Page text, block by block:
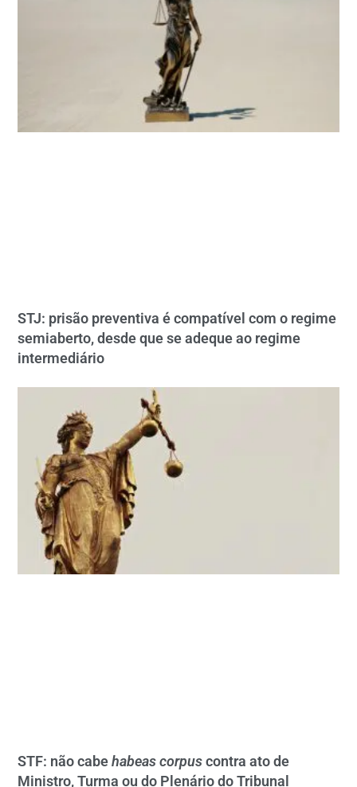
STJ: prisão preventiva é compatível com o regime
semiaberto, desde que se adeque ao regime
intermediário
STF: não cabehabeas corpuscontra ato de
Ministro, Turma ou do Plenário do Tribunal